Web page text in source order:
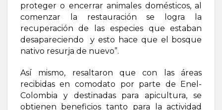
proteger o encerrar animales domésticos, al
comenzar la restauración se logra la
recuperación de las especies que estaban
desapareciendo y esto hace que el bosque
nativo resurja de nuevo”.
Así mismo, resaltaron que con las áreas
recibidas en comodato por parte de Enel-
Colombia y destinadas para apicultura, se
obtienen beneficios tanto para la actividad